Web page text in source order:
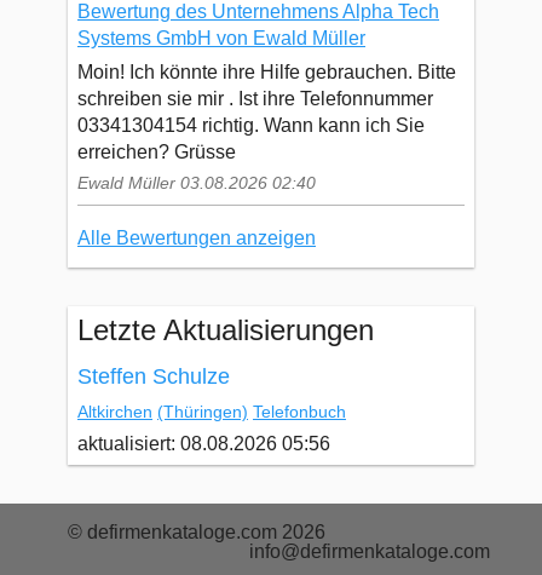
Bewertung des Unternehmens Alpha Tech
Systems GmbH von Ewald Müller
Moin! Ich könnte ihre Hilfe gebrauchen. Bitte
schreiben sie mir . Ist ihre Telefonnummer
03341304154 richtig. Wann kann ich Sie
erreichen? Grüsse
Ewald Müller 03.08.2026 02:40
Alle Bewertungen anzeigen
Letzte Aktualisierungen
Steffen Schulze
Altkirchen (Thüringen) Telefonbuch
aktualisiert: 08.08.2026 05:56
© defirmenkataloge.com 2026
info@defirmenkataloge.com